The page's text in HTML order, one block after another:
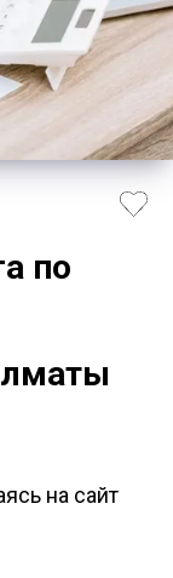
по
на сайт